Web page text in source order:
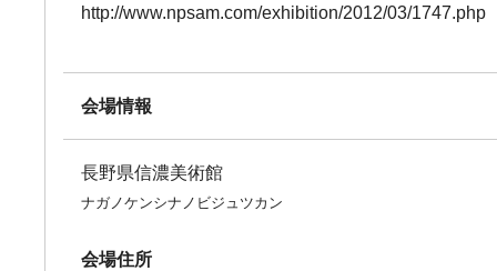
http://www.npsam.com/exhibition/2012/03/1747.php
会場情報
長野県信濃美術館
ナガノケンシナノビジュツカン
会場住所